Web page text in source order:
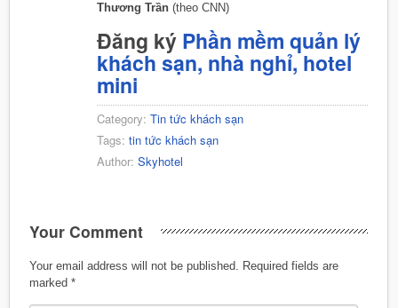
Thương Trần (theo CNN)
Đăng ký Phần mềm quản lý
khách sạn, nhà nghỉ, hotel
mini
Category: Tin tức khách sạn
Tags: tin tức khách sạn
Author: Skyhotel
Your Comment
Your email address will not be published.
Required fields are
marked *